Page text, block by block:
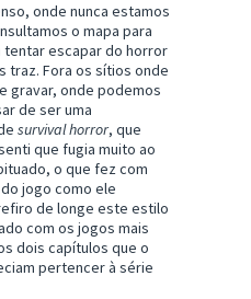
onde nunca estamos
o mapa para
tentar escapar do horror
traz. Fora os sítios onde
gravar, onde podemos
de ser uma
survival horror, que
que fugia muito ao
o que fez com
jogo como ele
de longe este estilo
com os jogos mais
dois capítulos que o
pertencer à série